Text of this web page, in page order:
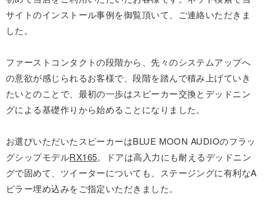
サイトのインストール事例を御覧頂いて、ご連絡いただきま
した。
ファーストコンタクトの段階から、先々のシステムアップへ
の意欲が感じられるお客様で、段階を踏んで積み上げていき
たいとのことで、最初の一歩はスピーカー交換とデッドニン
グによる基礎作りから始めることになりました。
お選びいただいたスピーカーはBLUE MOON AUDIOのフラッ
グシップモデルRX165。ドアは高入力にも耐えるデッドニン
グで固めて、ツイーターについても、ステージングに有利なA
ピラー埋め込みをご指定いただきました。